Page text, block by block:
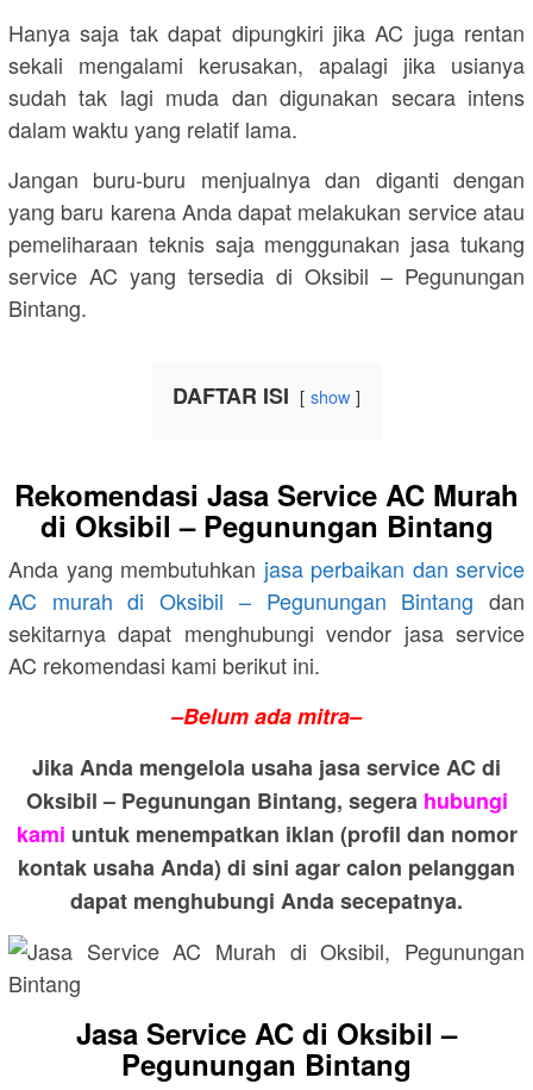
Hanya saja tak dapat dipungkiri jika AC juga rentan
sekali mengalami kerusakan, apalagi jika usianya
sudah tak lagi muda dan digunakan secara intens
dalam waktu yang relatif lama.
Jangan buru-buru menjualnya dan diganti dengan
yang baru karena Anda dapat melakukan service atau
pemeliharaan teknis saja menggunakan jasa tukang
service AC yang tersedia di Oksibil – Pegunungan
Bintang.
DAFTAR ISI show
Rekomendasi Jasa Service AC Murah
di Oksibil – Pegunungan Bintang
Anda yang membutuhkan jasa perbaikan dan service
AC murah di Oksibil – Pegunungan Bintang dan
sekitarnya dapat menghubungi vendor jasa service
AC rekomendasi kami berikut ini.
–Belum ada mitra–
Jika Anda mengelola usaha jasa service AC di
Oksibil – Pegunungan Bintang, segera hubungi
kami untuk menempatkan iklan (profil dan nomor
kontak usaha Anda) di sini agar calon pelanggan
dapat menghubungi Anda secepatnya.
Jasa Service AC di Oksibil –
Pegunungan Bintang